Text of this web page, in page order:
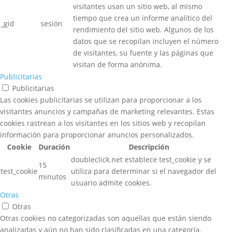
_gid sesión
visitantes usan un sitio web, al mismo
tiempo que crea un informe analítico del
rendimiento del sitio web. Algunos de los
datos que se recopilan incluyen el número
de visitantes, su fuente y las páginas que
visitan de forma anónima.
Publicitarias
Publicitarias
Las cookies publicitarias se utilizan para proporcionar a los
visitantes anuncios y campañas de marketing relevantes. Estas
cookies rastrean a los visitantes en los sitios web y recopilan
información para proporcionar anuncios personalizados.
Cookie
Duración Descripción
test_cookie
15
minutos
doubleclick.net establece test_cookie y se
utiliza para determinar si el navegador del
usuario admite cookies.
Otras
Otras
Otras cookies no categorizadas son aquellas que están siendo
analizadas y aún no han sido clasificadas en una categoría.